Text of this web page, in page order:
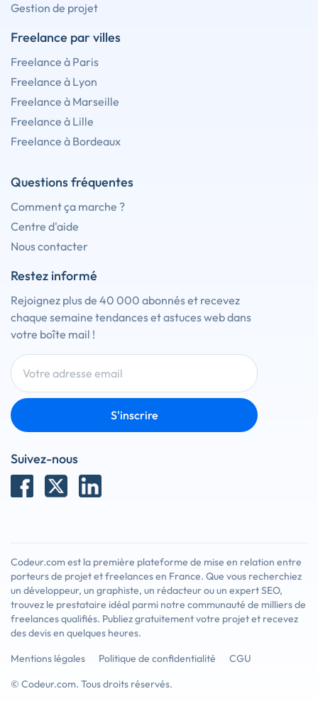
Gestion de projet
Freelance par villes
Freelance à Paris
Freelance à Lyon
Freelance à Marseille
Freelance à Lille
Freelance à Bordeaux
Questions fréquentes
Comment ça marche ?
Centre d'aide
Nous contacter
Restez informé
Rejoignez plus de 40 000 abonnés et recevez
chaque semaine tendances et astuces web dans
votre boîte mail !
S'inscrire
Suivez-nous
Codeur.com est la première plateforme de mise en relation entre
porteurs de projet et freelances en France. Que vous recherchiez
un développeur, un graphiste, un rédacteur ou un expert SEO,
trouvez le prestataire idéal parmi notre communauté de milliers de
freelances qualifiés. Publiez gratuitement votre projet et recevez
des devis en quelques heures.
Mentions légales
Politique de confidentialité
CGU
© Codeur.com. Tous droits réservés.